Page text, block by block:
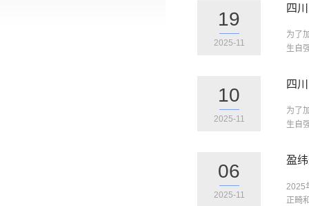
19
2025-11
四
为了
生自
10
2025-11
四
为了
生自
06
2025-11
盈
2025
正畸